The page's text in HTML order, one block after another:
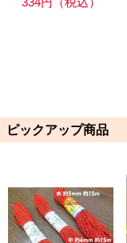
ピックアップ商品